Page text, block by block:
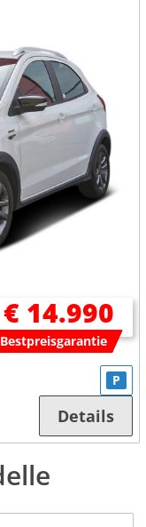
€ 14.990
Bestpreisgarantie
P
Details